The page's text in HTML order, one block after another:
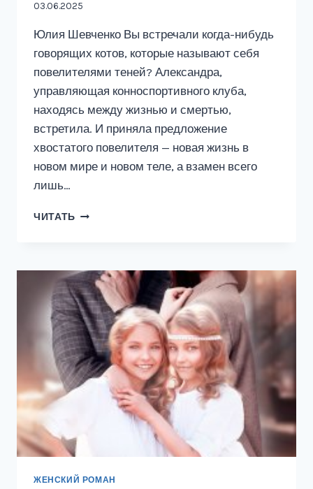
03.06.2025
Юлия Шевченко Вы встречали когда-нибудь
говорящих котов, которые называют себя
повелителями теней? Александра,
управляющая конноспортивного клуба,
находясь между жизнью и смертью,
встретила. И приняла предложение
хвостатого повелителя — новая жизнь в
новом мире и новом теле, а взамен всего
лишь…
ЧИТАТЬ ОДУВАНЧИК
ЖЕНСКИЙ РОМАН